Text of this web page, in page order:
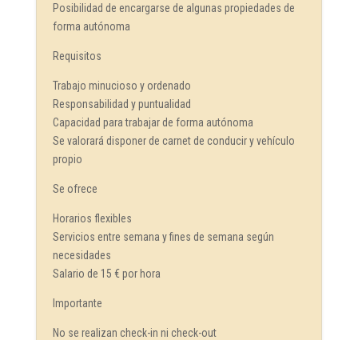
Posibilidad de encargarse de algunas propiedades de
forma autónoma
Requisitos
Trabajo minucioso y ordenado
Responsabilidad y puntualidad
Capacidad para trabajar de forma autónoma
Se valorará disponer de carnet de conducir y vehículo
propio
Se ofrece
Horarios flexibles
Servicios entre semana y fines de semana según
necesidades
Salario de 15 € por hora
Importante
No se realizan check-in ni check-out